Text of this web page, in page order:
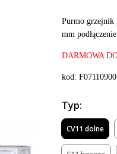
Purmo grzejnik
mm
DARMOWA
kod:
Typ:
CV11 dolne